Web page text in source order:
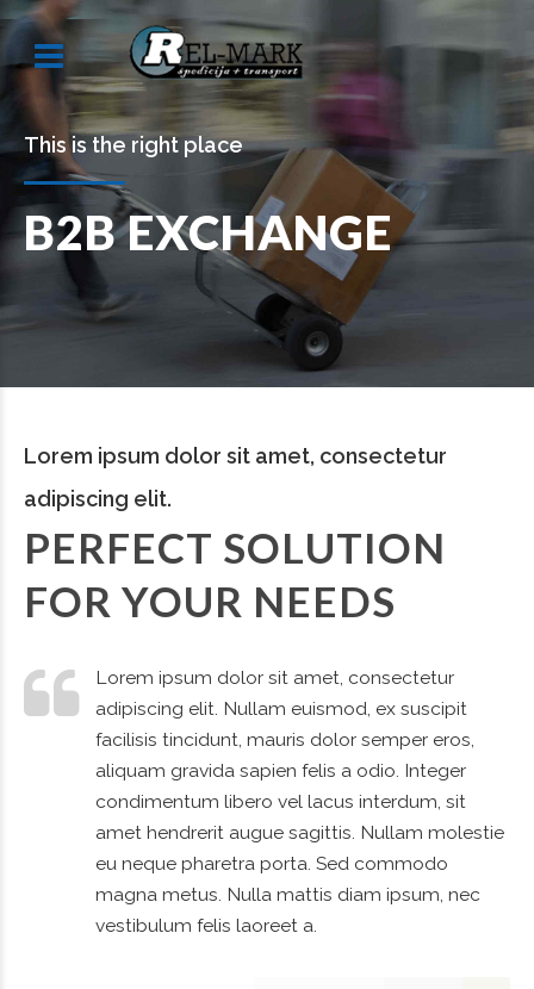
This is the right place
B2B EXCHANGE
Lorem ipsum dolor sit amet, consectetur
adipiscing elit.
PERFECT SOLUTION
FOR YOUR NEEDS
Lorem ipsum dolor sit amet, consectetur
adipiscing elit. Nullam euismod, ex suscipit
facilisis tincidunt, mauris dolor semper eros,
aliquam gravida sapien felis a odio. Integer
condimentum libero vel lacus interdum, sit
amet hendrerit augue sagittis. Nullam molestie
eu neque pharetra porta. Sed commodo
magna metus. Nulla mattis diam ipsum, nec
vestibulum felis laoreet a.